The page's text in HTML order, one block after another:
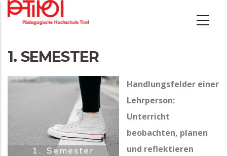
Direkt
1. SEMESTER
Handlungsfelder einer
Lehrperson:
Unterricht
beobachten, planen
und reflektieren